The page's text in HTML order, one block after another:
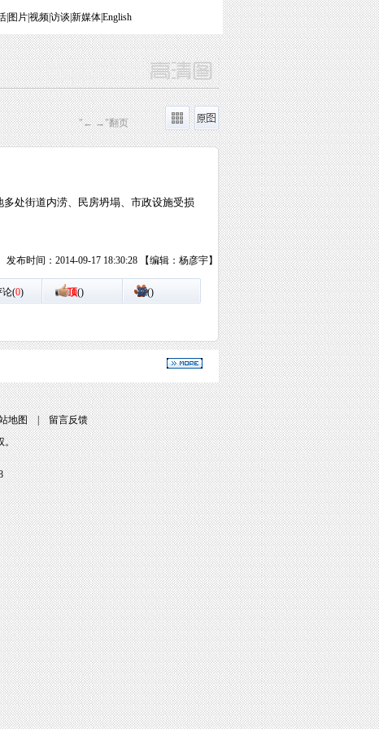
| 图片|视频|访谈 新媒体|English
"← →"翻页
处街道内涝、民房坍塌、市政设施受损
发布时间：2014-09-17 18:30:28 【编辑：杨彦宇】
论(0) 顶() 踩()
地图|留言反馈
。